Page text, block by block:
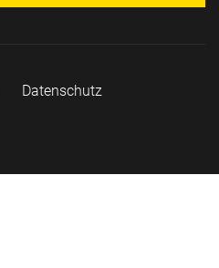
Datenschutz